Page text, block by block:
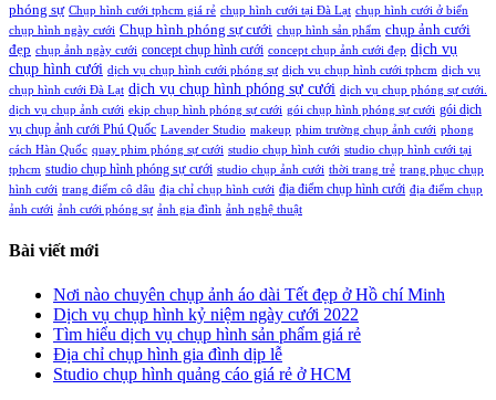
phóng sự Chụp hình cưới tphcm giá rẻ chụp hình cưới tại Đà Lạt chụp hình cưới ở biển
chụp hình ngày cưới Chụp hình phóng sự cưới chụp hình sản phẩm chụp ảnh cưới
đẹp chụp ảnh ngày cưới concept chụp hình cưới concept chụp ảnh cưới đẹp dịch vụ
chụp hình cưới dịch vụ chụp hình cưới phóng sự dịch vụ chụp hình cưới tphcm dịch vụ
chụp hình cưới Đà Lạt dịch vụ chụp hình phóng sự cưới dịch vụ chụp phóng sự cưới.
dịch vụ chụp ảnh cưới ekip chụp hình phóng sự cưới gói chụp hình phóng sự cưới gói dịch
vụ chụp ảnh cưới Phú Quốc Lavender Studio makeup phim trường chụp ảnh cưới phong
cách Hàn Quốc quay phim phóng sự cưới studio chụp hình cưới studio chụp hình cưới tại
tphcm studio chụp hình phóng sự cưới studio chụp ảnh cưới thời trang trẻ trang phục chụp
hình cưới trang điểm cô dâu địa chỉ chụp hình cưới địa điểm chụp hình cưới địa điểm chụp
ảnh cưới ảnh cưới phóng sự ảnh gia đình ảnh nghệ thuật
Bài viết mới
Nơi nào chuyên chụp ảnh áo dài Tết đẹp ở Hồ chí Minh
Dịch vụ chụp hình kỷ niệm ngày cưới 2022
Tìm hiểu dịch vụ chụp hình sản phẩm giá rẻ
Địa chỉ chụp hình gia đình dịp lễ
Studio chụp hình quảng cáo giá rẻ ở HCM